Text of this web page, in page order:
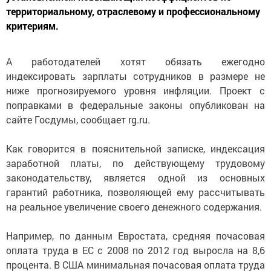
территориальному, отраслевому и профессиональному
критериям.
А работодателей хотят обязать ежегодно
индексировать зарплаты сотрудников в размере не
ниже прогнозируемого уровня инфляции. Проект с
поправками в федеральные законы опубликован на
сайте Госдумы, сообщает rg.ru.
Как говорится в пояснительной записке, индексация
заработной платы, по действующему трудовому
законодательству, является одной из основных
гарантий работника, позволяющей ему рассчитывать
на реальное увеличение своего денежного содержания.
Например, по данным Евростата, средняя почасовая
оплата труда в ЕС с 2008 по 2012 год выросла на 8,6
процента. В США минимальная почасовая оплата труда